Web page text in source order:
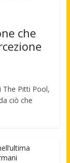
che
Pitti Pool,
ciò che